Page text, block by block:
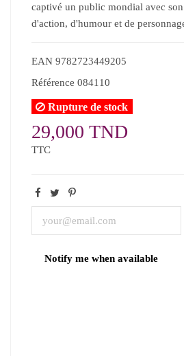
captivé un public mondial avec
d'action, d'humour et de
EAN 9782723449205
Référence 084110
Rupture de stock
29,000 TND
TTC